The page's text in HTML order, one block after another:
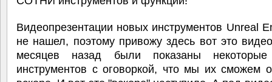
Видеопрезентации новых инструментов Unreal
не нашел, поэтому привожу здесь вот это
месяцев назад были показаны
инструментов с оговоркой, что мы их сможем